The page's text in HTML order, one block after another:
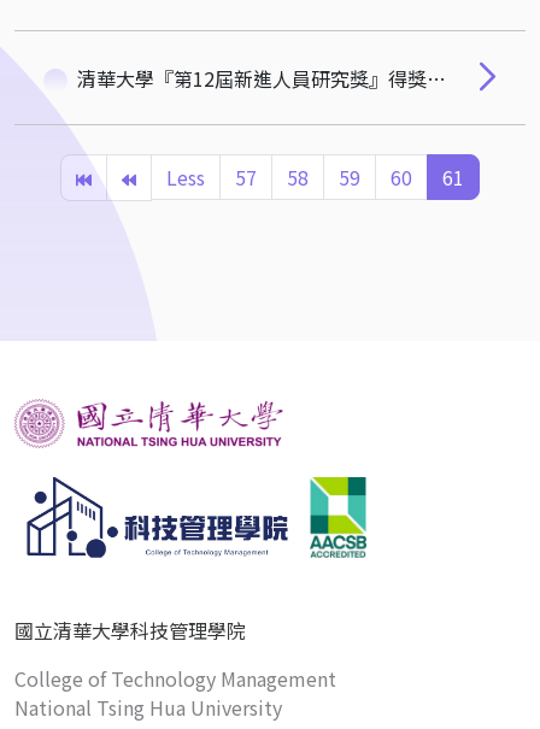
清華大學『第12屆新進人員研究獎』得獎名單
Less 57 58 59 60 61
國立清華大學科技管理學院
College of Technology Management
National Tsing Hua University